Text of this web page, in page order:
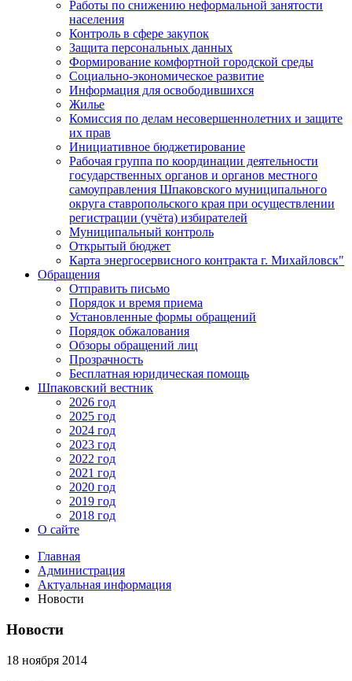
Работы по снижению неформальной занятости
населения
Контроль в сфере закупок
Защита персональных данных
Формирование комфортной городской среды
Социально-экономическое развитие
Информация для освободившихся
Жилье
Комиссия по делам несовершеннолетних и защите
их прав
Инициативное бюджетирование
Рабочая группа по координации деятельности
государственных органов и органов местного
самоуправления Шпаковского муниципального
округа ставропольского края при осуществлении
регистрации (учёта) избирателей
Муниципальный контроль
Открытый бюджет
Карта энергосервисного контракта г. Михайловск"
Обращения
Отправить письмо
Порядок и время приема
Установленные формы обращений
Порядок обжалования
Обзоры обращений лиц
Прозрачность
Бесплатная юридическая помощь
Шпаковский вестник
2026 год
2025 год
2024 год
2023 год
2022 год
2021 год
2020 год
2019 год
2018 год
О сайте
Главная
Администрация
Актуальная информация
Новости
Новости
18 ноября 2014